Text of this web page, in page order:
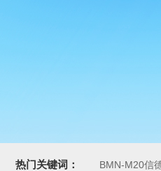
热门关键词： BMN-M20信